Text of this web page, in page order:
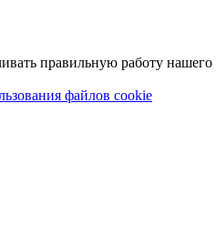
правильную работу нашего
файлов cookie